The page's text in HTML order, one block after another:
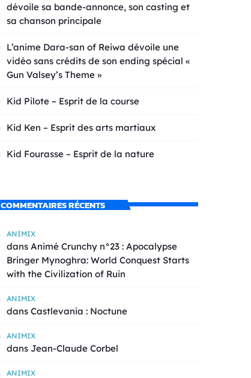
dévoile sa bande-annonce, son casting et
sa chanson principale
L’anime Dara-san of Reiwa dévoile une
vidéo sans crédits de son ending spécial «
Gun Valsey’s Theme »
Kid Pilote – Esprit de la course
Kid Ken – Esprit des arts martiaux
Kid Fourasse – Esprit de la nature
COMMENTAIRES RÉCENTS
ANIMIX
dans Animé Crunchy n°23 : Apocalypse
Bringer Mynoghra: World Conquest Starts
with the Civilization of Ruin
ANIMIX
dans Castlevania : Noctune
ANIMIX
dans Jean-Claude Corbel
ANIMIX